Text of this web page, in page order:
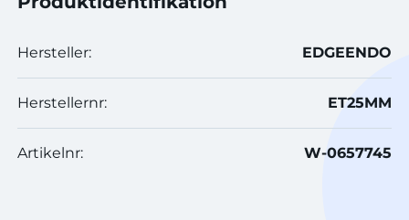
Hersteller: EDGEENDO
Herstellernr: ET25MM
Artikelnr: W-0657745